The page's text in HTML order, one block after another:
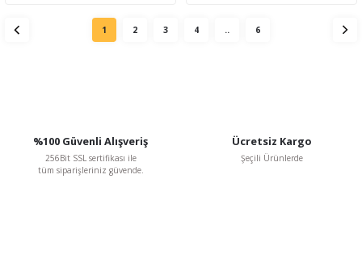
1 2 3 4 .. 6
%100 Güvenli Alışveriş
256Bit SSL sertifikası ile
tüm siparişleriniz güvende.
Ücretsiz Kargo
Şeçili Ürünlerde